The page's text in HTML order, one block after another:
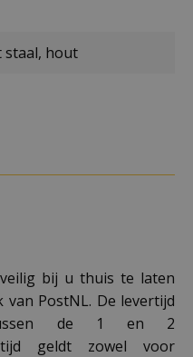
staal, hout
bij u thuis te laten
PostNL. De levertijd
tussen de 1 en 2
geldt zowel voor